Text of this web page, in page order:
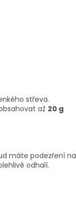
střeva.
až 20 g
máte podezření na
odhalí.